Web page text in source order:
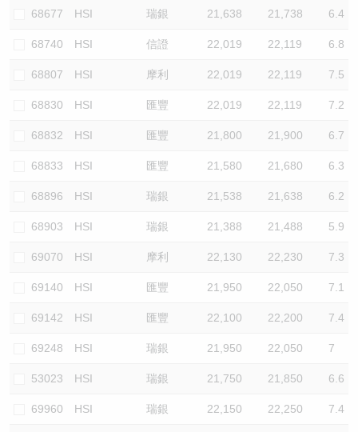
68677 HSI 瑞銀 21,638 21,738 6.4
68740 HSI 信證 22,019 22,119 6.8
68807 HSI 摩利 22,019 22,119 7.5
68830 HSI 匯豐 22,019 22,119 7.2
68832 HSI 匯豐 21,800 21,900 6.7
68833 HSI 匯豐 21,580 21,680 6.3
68896 HSI 瑞銀 21,538 21,638 6.2
68903 HSI 瑞銀 21,388 21,488 5.9
69070 HSI 摩利 22,130 22,230 7.3
69140 HSI 匯豐 21,950 22,050 7.1
69142 HSI 匯豐 22,100 22,200 7.4
69248 HSI 瑞銀 21,950 22,050 7
53023 HSI 瑞銀 21,750 21,850 6.6
69960 HSI 瑞銀 22,150 22,250 7.4